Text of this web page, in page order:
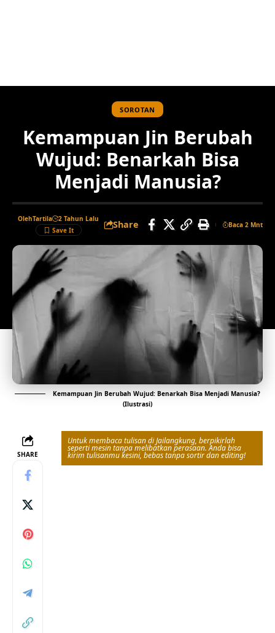
SOROTAN
Kemampuan Jin Berubah
Wujud: Benarkah Bisa
Menjadi Manusia?
OlehTartila 2 Tahun Lalu Share Baca 2 Mnt
Kemampuan Jin Berubah Wujud: Benarkah Bisa Menjadi Manusia?
(Ilustrasi)
SHARE
Untuk membaca tulisan di Jailangkung, berpikirlah
seperti mesin tanpa melibatkan perasaan. Anda bisa
kirim tulisanmu kesini, bebas tanpa sortir dan editing!